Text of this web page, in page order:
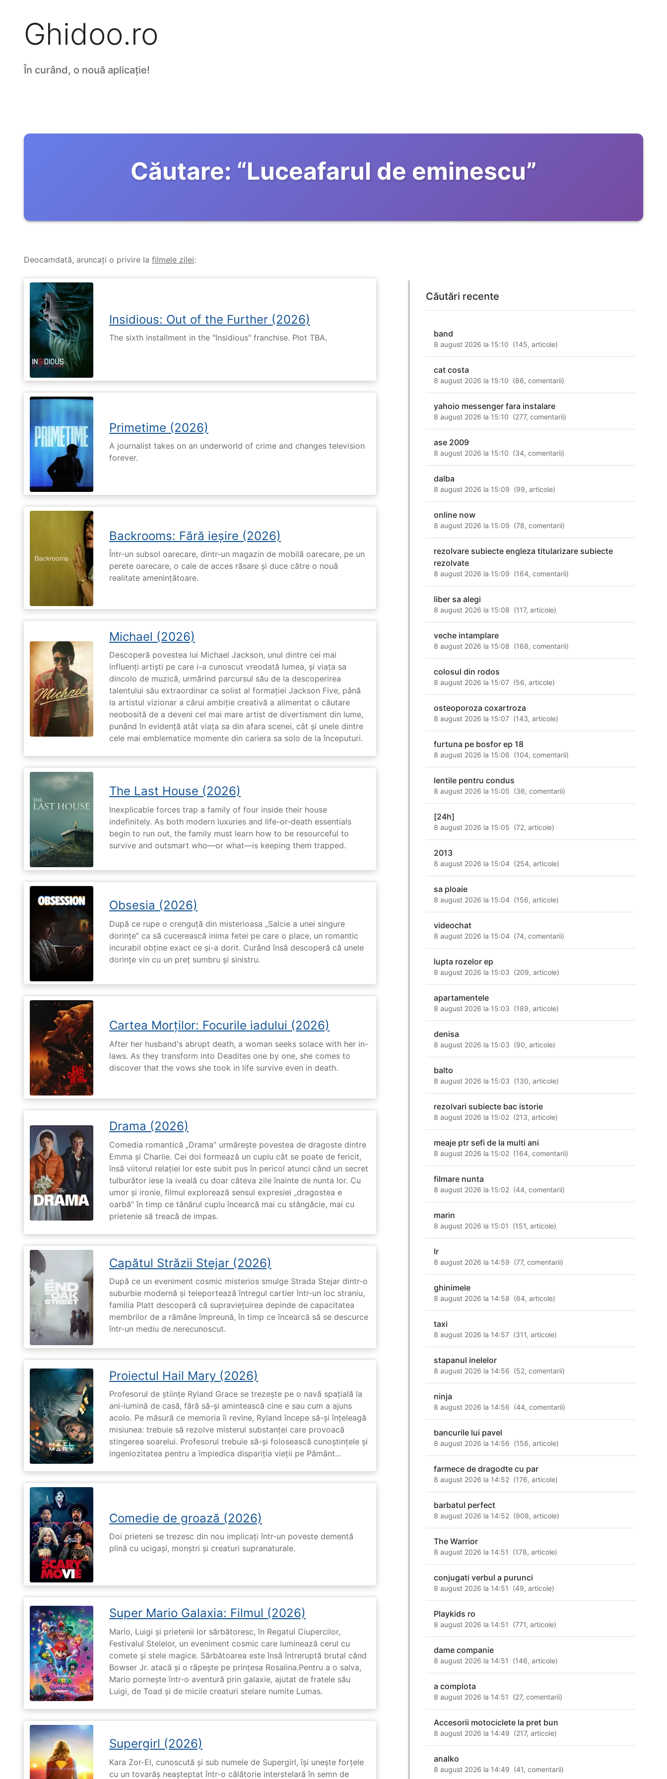
Ghidoo.ro
În curând, o nouă aplicație!
Căutare: “Luceafarul de eminescu”
Deocamdată, aruncați o privire la filmele zilei:
Insidious: Out of the Further (2026)
The sixth installment in the "Insidious" franchise. Plot TBA.
Primetime (2026)
A journalist takes on an underworld of crime and changes television
forever.
Backrooms: Fără ieșire (2026)
Într-un subsol oarecare, dintr-un magazin de mobilă oarecare, pe un
perete oarecare, o cale de acces răsare și duce către o nouă
realitate amenințătoare.
Michael (2026)
Descoperă povestea lui Michael Jackson, unul dintre cei mai
influenți artiști pe care i-a cunoscut vreodată lumea, și viața sa
dincolo de muzică, urmărind parcursul său de la descoperirea
talentului său extraordinar ca solist al formației Jackson Five, până
la artistul vizionar a cărui ambiție creativă a alimentat o căutare
neobosită de a deveni cel mai mare artist de divertisment din lume,
punând în evidență atât viața sa din afara scenei, cât și unele dintre
cele mai emblematice momente din cariera sa solo de la începuturi.
The Last House (2026)
Inexplicable forces trap a family of four inside their house
indefinitely. As both modern luxuries and life-or-death essentials
begin to run out, the family must learn how to be resourceful to
survive and outsmart who—or what—is keeping them trapped.
Obsesia (2026)
După ce rupe o crenguță din misterioasa „Salcie a unei singure
dorințe” ca să cucerească inima fetei pe care o place, un romantic
incurabil obține exact ce și-a dorit. Curând însă descoperă că unele
dorințe vin cu un preț sumbru și sinistru.
Cartea Morților: Focurile iadului (2026)
After her husband's abrupt death, a woman seeks solace with her in-
laws. As they transform into Deadites one by one, she comes to
discover that the vows she took in life survive even in death.
Drama (2026)
Comedia romantică „Drama” urmărește povestea de dragoste dintre
Emma și Charlie. Cei doi formează un cuplu cât se poate de fericit,
însă viitorul relației lor este subit pus în pericol atunci când un secret
tulburător iese la iveală cu doar câteva zile înainte de nunta lor. Cu
umor și ironie, filmul explorează sensul expresiei „dragostea e
oarbă” în timp ce tânărul cuplu încearcă mai cu stângăcie, mai cu
prietenie să treacă de impas.
Capătul Străzii Stejar (2026)
După ce un eveniment cosmic misterios smulge Strada Stejar dintr-o
suburbie modernă și teleportează întregul cartier într-un loc straniu,
familia Platt descoperă că supraviețuirea depinde de capacitatea
membrilor de a rămâne împreună, în timp ce încearcă să se descurce
într-un mediu de nerecunoscut.
Proiectul Hail Mary (2026)
Profesorul de științe Ryland Grace se trezește pe o navă spațială la
ani-lumină de casă, fără să-și amintească cine e sau cum a ajuns
acolo. Pe măsură ce memoria îi revine, Ryland începe să-și înțeleagă
misiunea: trebuie să rezolve misterul substanței care provoacă
stingerea soarelui. Profesorul trebuie să-și folosească cunoștințele și
ingeniozitatea pentru a împiedica dispariția vieții pe Pământ...
Comedie de groază (2026)
Doi prieteni se trezesc din nou implicați într-un poveste dementă
plină cu ucigași, monștri și creaturi supranaturale.
Super Mario Galaxia: Filmul (2026)
Mario, Luigi și prietenii lor sărbătoresc, în Regatul Ciupercilor,
Festivalul Stelelor, un eveniment cosmic care luminează cerul cu
comete și stele magice. Sărbătoarea este însă întreruptă brutal când
Bowser Jr. atacă și o răpește pe prinţesa Rosalina.Pentru a o salva,
Mario pornește într-o aventură prin galaxie, ajutat de fratele său
Luigi, de Toad și de micile creaturi stelare numite Lumas.
Supergirl (2026)
Kara Zor-El, cunoscută și sub numele de Supergirl, își unește forțele
cu un tovarăș neașteptat într-o călătorie interstelară în semn de
Căutări recente
band
8 august 2026 la 15:10 (145,articole)
cat costa
8 august 2026 la 15:10 (86,comentarii)
yahoio messenger fara instalare
8 august 2026 la 15:10 (277,comentarii)
ase 2009
8 august 2026 la 15:10 (34,comentarii)
dalba
8 august 2026 la 15:09 (99,articole)
online now
8 august 2026 la 15:09 (78,comentarii)
rezolvare subiecte engleza titularizare subiecte
rezolvate
8 august 2026 la 15:09 (164,comentarii)
liber sa alegi
8 august 2026 la 15:08 (117,articole)
veche intamplare
8 august 2026 la 15:08 (168,comentarii)
colosul din rodos
8 august 2026 la 15:07 (56,articole)
osteoporoza coxartroza
8 august 2026 la 15:07 (143,articole)
furtuna pe bosfor ep 18
8 august 2026 la 15:06 (104,comentarii)
lentile pentru condus
8 august 2026 la 15:05 (36,comentarii)
[24h]
8 august 2026 la 15:05 (72,articole)
2013
8 august 2026 la 15:04 (254,articole)
sa ploaie
8 august 2026 la 15:04 (156,articole)
videochat
8 august 2026 la 15:04 (74,comentarii)
lupta rozelor ep
8 august 2026 la 15:03 (209,articole)
apartamentele
8 august 2026 la 15:03 (189,articole)
denisa
8 august 2026 la 15:03 (90,articole)
balto
8 august 2026 la 15:03 (130,articole)
rezolvari subiecte bac istorie
8 august 2026 la 15:02 (213,articole)
meaje ptr sefi de la multi ani
8 august 2026 la 15:02 (164,comentarii)
filmare nunta
8 august 2026 la 15:02 (44,comentarii)
marin
8 august 2026 la 15:01 (151,articole)
lr
8 august 2026 la 14:59 (77,comentarii)
ghinimele
8 august 2026 la 14:58 (64,articole)
taxi
8 august 2026 la 14:57 (311,articole)
stapanul inelelor
8 august 2026 la 14:56 (52,comentarii)
ninja
8 august 2026 la 14:56 (44,comentarii)
bancurile lui pavel
8 august 2026 la 14:56 (156,articole)
farmece de dragodte cu par
8 august 2026 la 14:52 (176,articole)
barbatul perfect
8 august 2026 la 14:52 (908,articole)
The Warrior
8 august 2026 la 14:51 (178,articole)
conjugati verbul a purunci
8 august 2026 la 14:51 (49,articole)
Playkids ro
8 august 2026 la 14:51 (771,articole)
dame companie
8 august 2026 la 14:51 (146,articole)
a complota
8 august 2026 la 14:51 (27,comentarii)
Accesorii motociclete la pret bun
8 august 2026 la 14:49 (217,articole)
analko
8 august 2026 la 14:49 (41,comentarii)